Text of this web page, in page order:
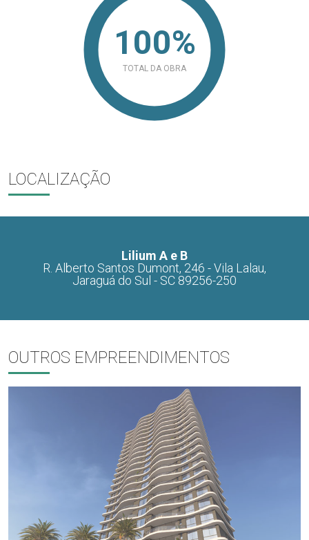
100%
TOTAL DA OBRA
LOCALIZAÇÃO
Lilium A e B
R. Alberto Santos Dumont, 246 - Vila Lalau,
Jaraguá do Sul - SC 89256-250
OUTROS EMPREENDIMENTOS